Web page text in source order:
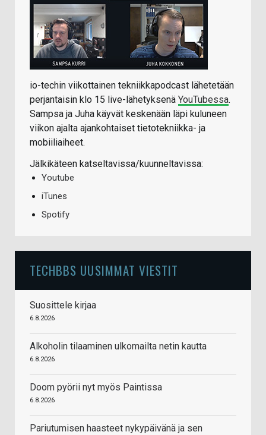
io-techin viikottainen tekniikkapodcast lähetetään
perjantaisin klo 15 live-lähetyksenä YouTubessa.
Sampsa ja Juha käyvät keskenään läpi kuluneen
viikon ajalta ajankohtaiset tietotekniikka- ja
mobiiliaiheet.
Jälkikäteen katseltavissa/kuunneltavissa:
Youtube
iTunes
Spotify
TECHBBS UUSIMMAT VIESTIT
Suosittele kirjaa
6.8.2026
Alkoholin tilaaminen ulkomailta netin kautta
6.8.2026
Doom pyörii nyt myös Paintissa
6.8.2026
Pariutumisen haasteet nykypäivänä ja sen